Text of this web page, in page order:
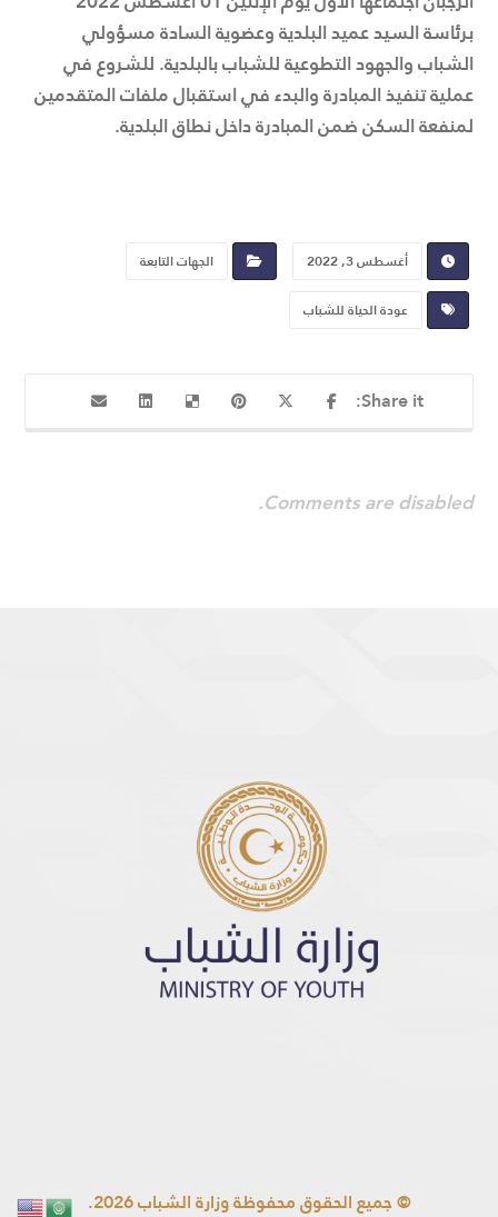
برئاسة السيد عميد البلدية وعضوية السادة مسؤولي
الشباب والجهود التطوعية للشباب بالبلدية. للشروع في
عملية تنفيذ المبادرة والبدء في استقبال ملفات المتقدمين
لمنفعة السكن ضمن المبادرة داخل نطاق البلدية.
أغسطس 3, 2022
الجهات التابعة
عودة الحياة للشباب
Comments are disabled.
© جميع الحقوق محفوظة وزارة الشباب 2026.